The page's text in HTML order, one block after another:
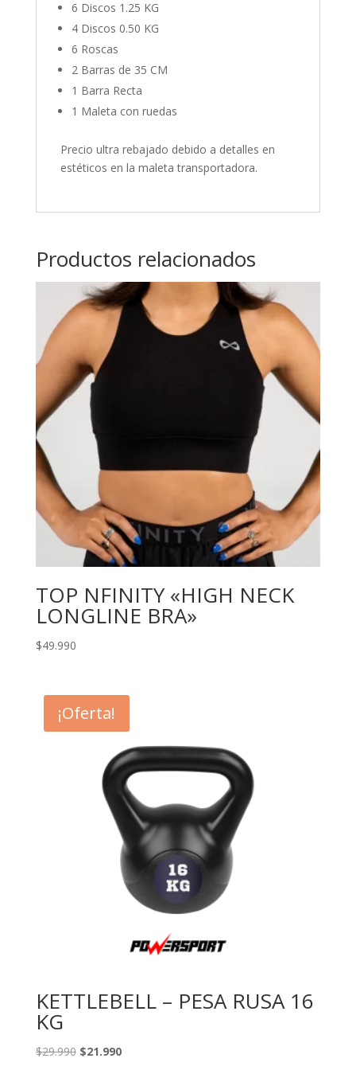
6 Discos 1.25 KG
4 Discos 0.50 KG
6 Roscas
2 Barras de 35 CM
1 Barra Recta
1 Maleta con ruedas
Precio ultra rebajado debido a detalles en
estéticos en la maleta transportadora.
Productos relacionados
TOP NFINITY «HIGH NECK
LONGLINE BRA»
$49.990
¡Oferta!
KETTLEBELL – PESA RUSA 16
KG
$29.990 El
$21.990El